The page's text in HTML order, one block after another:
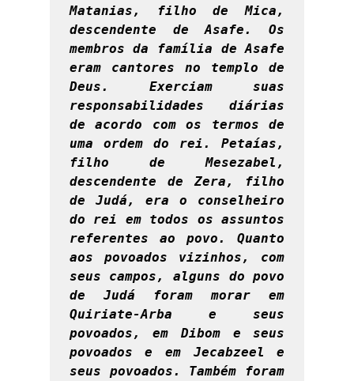
Matanias, filho de Mica,
descendente de Asafe. Os
membros da família de Asafe
eram cantores no templo de
Deus. Exerciam suas
responsabilidades diárias
de acordo com os termos de
uma ordem do rei. Petaías,
filho de Mesezabel,
descendente de Zera, filho
de Judá, era o conselheiro
do rei em todos os assuntos
referentes ao povo. Quanto
aos povoados vizinhos, com
seus campos, alguns do povo
de Judá foram morar em
Quiriate-Arba e seus
povoados, em Dibom e seus
povoados e em Jecabzeel e
seus povoados. Também foram